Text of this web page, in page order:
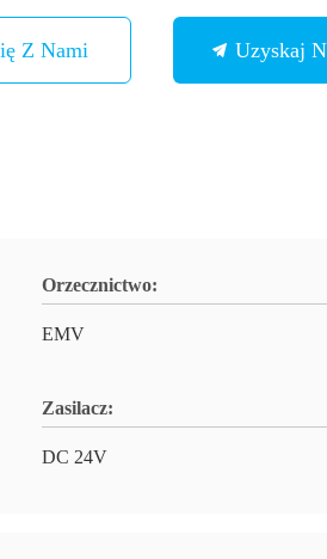
Z Nami Uzyskaj
Orzecznictwo:
EMV
Zasilacz:
DC 24V